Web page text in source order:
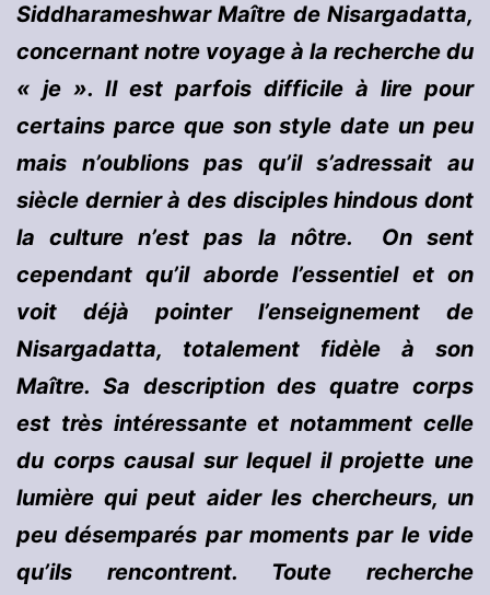
Siddharameshwar Maître de Nisargadatta,
concernant notre voyage à la recherche du
« je ». Il est parfois difficile à lire pour
certains parce que son style date un peu
mais n’oublions pas qu’il s’adressait au
siècle dernier à des disciples hindous dont
la culture n’est pas la nôtre. On sent
cependant qu’il aborde l’essentiel et on
voit déjà pointer l’enseignement de
Nisargadatta, totalement fidèle à son
Maître. Sa description des quatre corps
est très intéressante et notamment celle
du corps causal sur lequel il projette une
lumière qui peut aider les chercheurs, un
peu désemparés par moments par le vide
qu’ils rencontrent. Toute recherche